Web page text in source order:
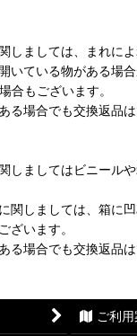
しましては、まれに
いている物がある場合
合もございます。
る場合でも交換返品は
しましてはビニール
関しましては、箱に
ざいます。
る場合でも交換返品は
ご利